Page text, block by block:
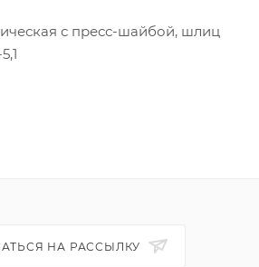
с пресс-шайбой, шлиц
240-450 HV
НА РАССЫЛКУ